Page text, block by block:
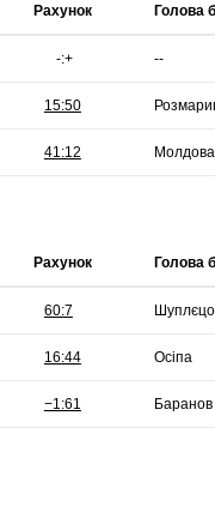
Рахунок Голова
--
Рахунок Голова
Осіпа
Баранов